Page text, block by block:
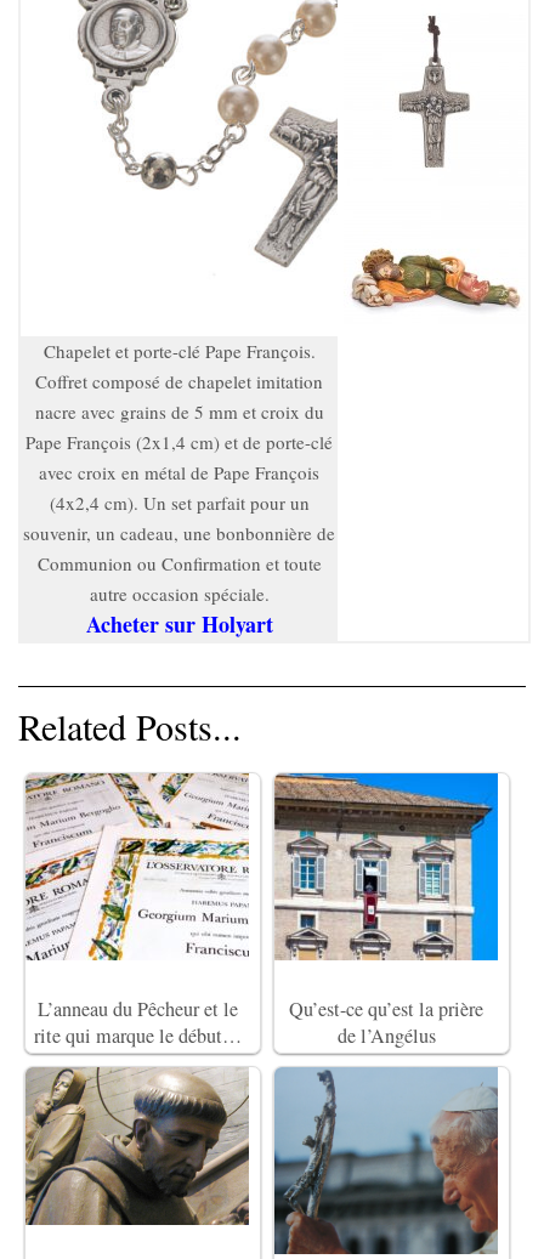
Chapelet et porte-clé Pape François.
Coffret composé de chapelet imitation
nacre avec grains de 5 mm et croix du
Pape François (2x1,4 cm) et de porte-clé
avec croix en métal de Pape François
(4x2,4 cm). Un set parfait pour un
souvenir, un cadeau, une bonbonnière de
Communion ou Confirmation et toute
autre occasion spéciale.
Acheter sur Holyart
Related Posts...
L’anneau du Pêcheur et le
rite qui marque le début…
Qu’est-ce qu’est la prière
de l’Angélus